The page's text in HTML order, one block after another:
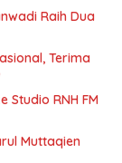
Raih Dua
Terima
Studio RNH FM
Muttaqien